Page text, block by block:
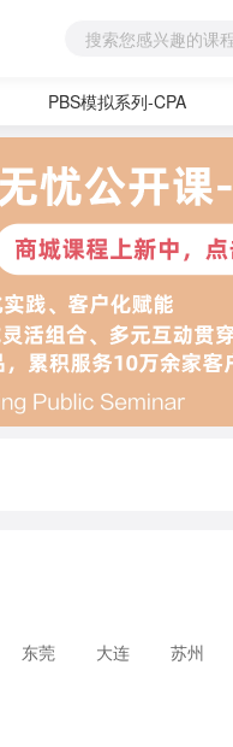
PBS模拟系列-CPA
东莞 大连 苏州